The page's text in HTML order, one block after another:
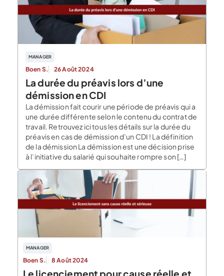
MANAGER
Boen S. 26 Août 2024
La durée du préavis lors d’une
démission en CDI
La démission fait courir une période de préavis qui a
une durée différente selon le contenu du contrat de
travail. Retrouvez ici tous les détails sur la durée du
préavis en cas de démission d’un CDI ! La définition
de la démission La démission est une décision prise
à l’initiative du salarié qui souhaite rompre son […]
MANAGER
Boen S. 8 Août 2024
Le licenciement pour cause réelle et